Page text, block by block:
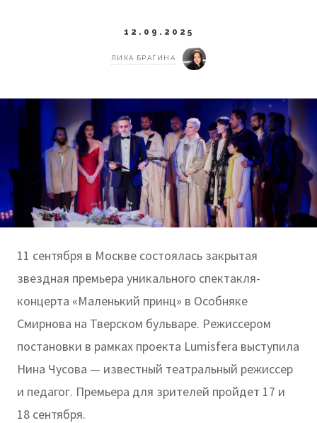
12.09.2025
ЛИКА БРАГИНА
11 сентября в Москве состоялась закрытая
звездная премьера уникального спектакля-
концерта «Маленький принц» в Особняке
Смирнова на Тверском бульваре. Режиссером
постановки в рамках проекта Lumisfera выступила
Нина Чусова — известный театральный режиссер
и педагог. Премьера для зрителей пройдет 17 и
18 сентября.